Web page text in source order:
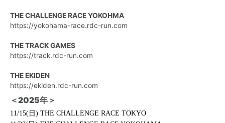
THE CHALLENGE RACE YOKOHMA
https://yokohama-race.rdc-run.com
THE TRACK GAMES
https://track.rdc-run.com
THE EKIDEN
https://ekiden.rdc-run.com
＜2025年＞
11/15(日) THE CHALLENGE RACE TOKYO